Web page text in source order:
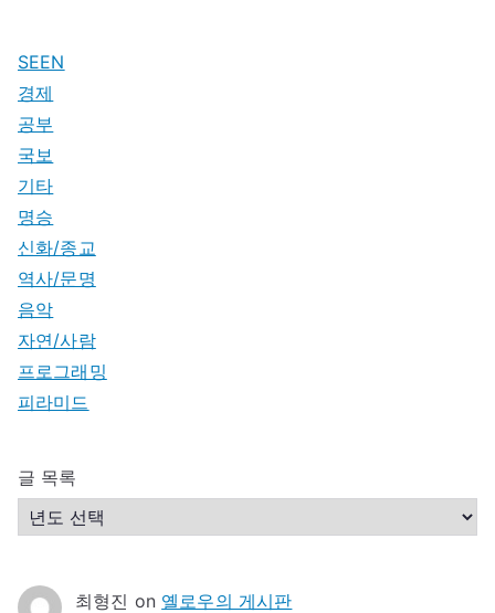
SEEN
경제
공부
국보
기타
명승
신화/종교
역사/문명
음악
자연/사람
프로그래밍
피라미드
글 목록
최형진 on 옐로우의 게시판